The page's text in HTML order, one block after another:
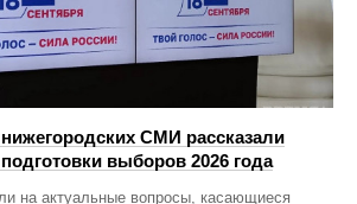
СМИ рассказали
выборов 2026 года
на актуальные вопросы, касающиеся